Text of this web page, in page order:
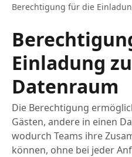
Berechtigung für die
Einladung
Datenraum
Die Berechtigung
Gästen, andere in einen
wodurch Teams ihre
können, ohne bei jeder